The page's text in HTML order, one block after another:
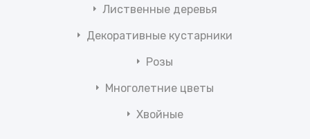
Лиственные деревья
Декоративные кустарники
Розы
Многолетние цветы
Хвойные